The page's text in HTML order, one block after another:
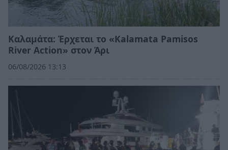
Καλαμάτα: Έρχεται το «Kalamata Pamisos
River Action» στον Άρι
06/08/2026 13:13